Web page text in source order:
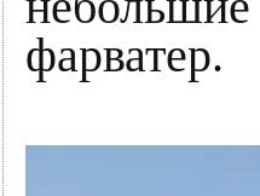
фарватер.